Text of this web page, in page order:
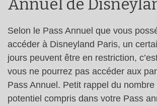
Annuel de
Selon le Pass Annuel que vous
accéder à Disneyland Paris, un
jours peuvent être en restriction,
vous ne pourrez pas accéder aux
Pass Annuel. Petit rappel du nombre
potentiel compris dans votre Pass